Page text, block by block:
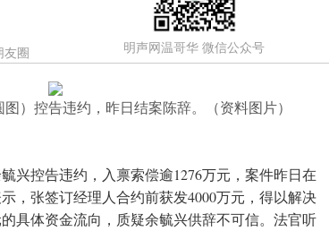
友圈 明声网温哥华 微信公众号
）控告违约，昨日结案陈辞。（资料图片）
兴控告违约，入禀索偿逾1276万元，案件昨日在
，张签订经理人合约前获发4000万元，得以解决
具体资金流向，质疑余毓兴供辞不可信。法官听